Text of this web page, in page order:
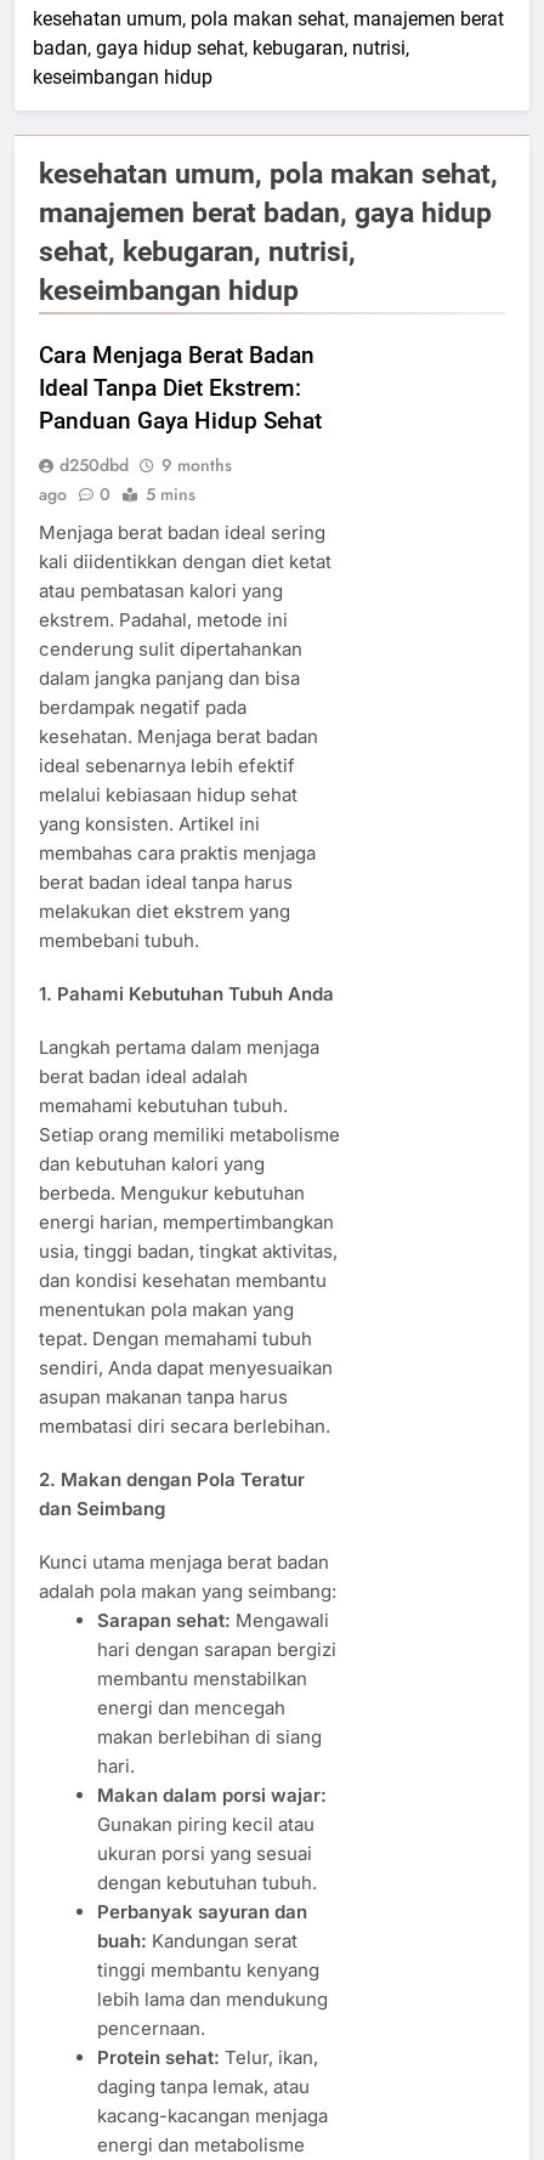
kesehatan umum, pola makan sehat, manajemen berat
badan, gaya hidup sehat, kebugaran, nutrisi,
keseimbangan hidup
kesehatan umum, pola makan sehat,
manajemen berat badan, gaya hidup
sehat, kebugaran, nutrisi,
keseimbangan hidup
Cara Menjaga Berat Badan
Ideal Tanpa Diet Ekstrem:
Panduan Gaya Hidup Sehat
d250dbd
9 months
ago
0 5 mins
Menjaga berat badan ideal sering
kali diidentikkan dengan diet ketat
atau pembatasan kalori yang
ekstrem. Padahal, metode ini
cenderung sulit dipertahankan
dalam jangka panjang dan bisa
berdampak negatif pada
kesehatan. Menjaga berat badan
ideal sebenarnya lebih efektif
melalui kebiasaan hidup sehat
yang konsisten. Artikel ini
membahas cara praktis menjaga
berat badan ideal tanpa harus
melakukan diet ekstrem yang
membebani tubuh.
1. Pahami Kebutuhan Tubuh Anda
Langkah pertama dalam menjaga
berat badan ideal adalah
memahami kebutuhan tubuh.
Setiap orang memiliki metabolisme
dan kebutuhan kalori yang
berbeda. Mengukur kebutuhan
energi harian, mempertimbangkan
usia, tinggi badan, tingkat aktivitas,
dan kondisi kesehatan membantu
menentukan pola makan yang
tepat. Dengan memahami tubuh
sendiri, Anda dapat menyesuaikan
asupan makanan tanpa harus
membatasi diri secara berlebihan.
2. Makan dengan Pola Teratur
dan Seimbang
Kunci utama menjaga berat badan
adalah pola makan yang seimbang:
Sarapan sehat: Mengawali
hari dengan sarapan bergizi
membantu menstabilkan
energi dan mencegah
makan berlebihan di siang
hari.
Makan dalam porsi wajar:
Gunakan piring kecil atau
ukuran porsi yang sesuai
dengan kebutuhan tubuh.
Perbanyak sayuran dan
buah: Kandungan serat
tinggi membantu kenyang
lebih lama dan mendukung
pencernaan.
Protein sehat: Telur, ikan,
daging tanpa lemak, atau
kacang-kacangan menjaga
energi dan metabolisme